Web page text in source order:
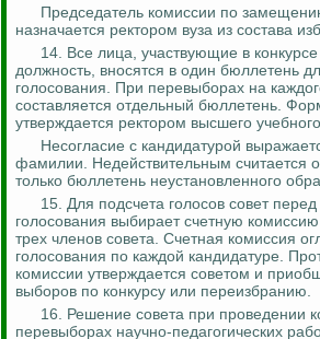
Председатель комиссии по
назначается ректором вуза из состава
14. Все лица, участвующие в
должность, вносятся в один бюллетень
голосования. При перевыборах на
составляется отдельный бюллетень.
утверждается ректором высшего
Несогласие с кандидатурой
фамилии. Недействительным считается
только бюллетень неустановленного
15. Для подсчета голосов совет
голосования выбирает счетную
трех членов совета. Счетная комиссия
голосования по каждой кандидатуре.
комиссии утверждается советом и
выборов по конкурсу или переизбранию.
16. Решение совета при проведении
перевыборах научно-педагогических